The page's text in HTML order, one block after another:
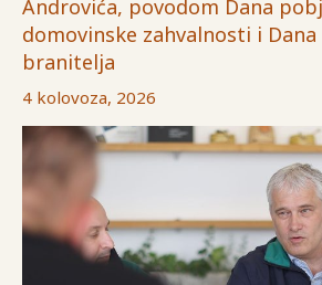
Androvića, povodom Dana
domovinske zahvalnosti i
branitelja
4 kolovoza, 2026